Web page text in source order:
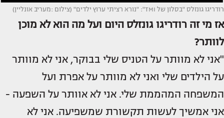
רודריגו גונזלס "בסלון של TMI": "נורא רציתי ערוץ ילדים" (צילום :מעריב אונליין)
אז מי זה רודריגו גונזלס היום ועל מה הוא לא מוכן
לוותר?
"אני לא מוותר על הטניס שלי בבוקר, אני לא מוותר
על הילדים שלי ואני לא מוותר על אפרת ועל
המשפחה המהממת שלי. אני לא אוותר על השפעה -
אני אמשיך לעשות תקשורת שמשפיעה. אני לא